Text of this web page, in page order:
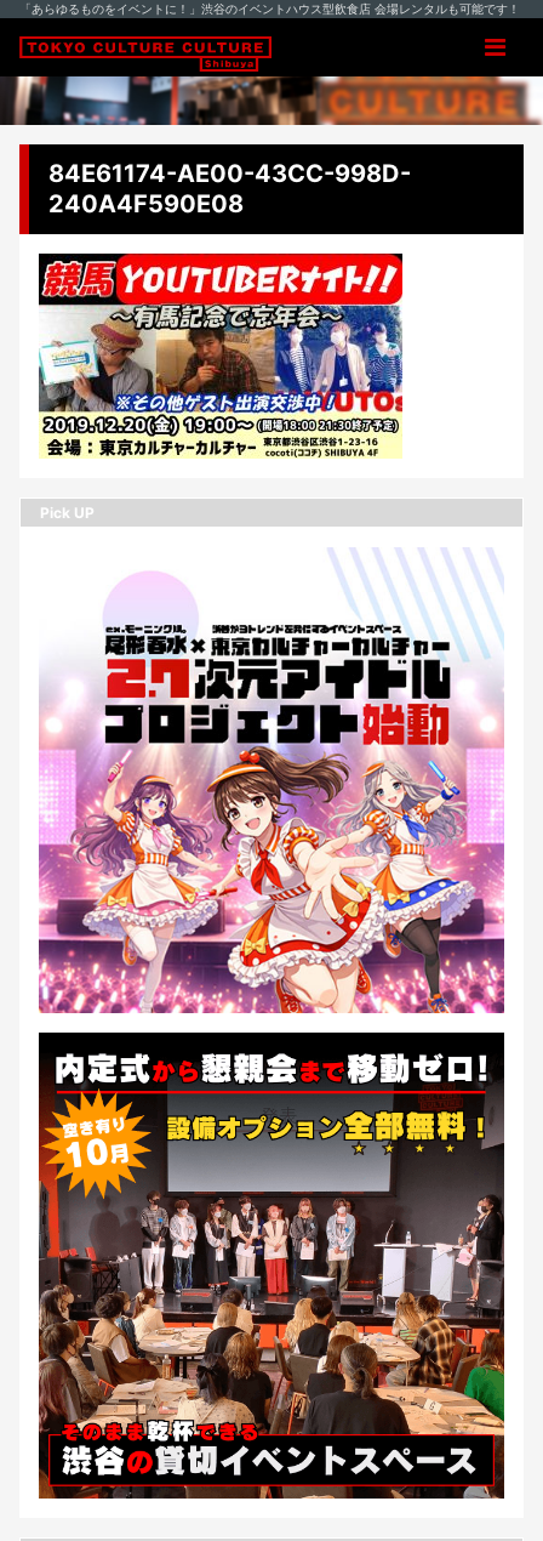
「あらゆるものをイベントに！」渋谷のイベントハウス型飲食店 会場レンタルも可能です！
84E61174-AE00-43CC-998D-
240A4F590E08
Pick UP